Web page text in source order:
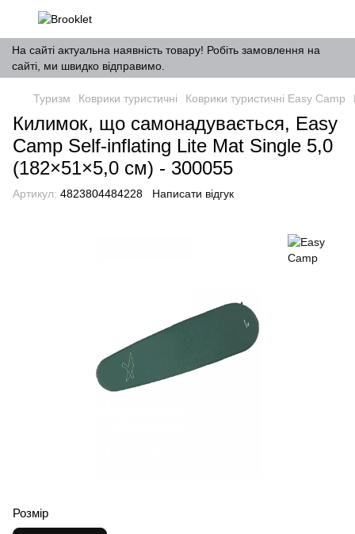
На сайті актуальна наявність товару! Робіть замовлення на
сайті, ми швидко відправимо.
Туризм Коврики туристичні Коврики туристичні Easy Camp
Килимок, що самонадувається, Easy
Camp Self-inflating Lite Mat Single 5,0
(182×51×5,0 см) - 300055
Артикул: 4823804484228 Написати відгук
Розмір